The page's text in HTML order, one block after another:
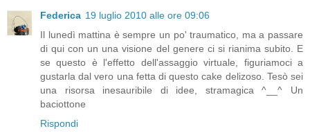
Federica 19 luglio 2010 alle ore 09:06
Il lunedì mattina è sempre un po' traumatico, ma a passare
di qui con un una visione del genere ci si rianima subito. E
se questo è l'effetto dell'assaggio virtuale, figuriamoci a
gustarla dal vero una fetta di questo cake delizoso. Tesò sei
una risorsa inesauribile di idee, stramagica ^__^ Un
baciottone
Rispondi